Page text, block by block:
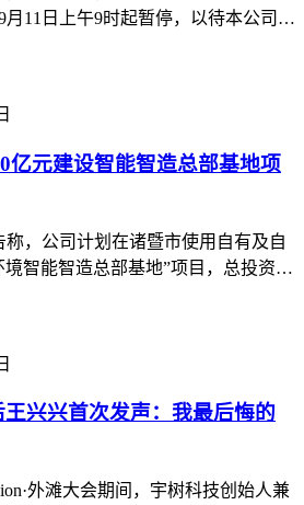
月11日上午9时起暂停，以待本公司根
亿元建设智能智造总部基地项
称，公司计划在诸暨市使用自有及自
智能智造总部基地”项目，总投资额
部基地项目，第二期为盾安环境新能
目。计划建设盾安环境制冷核心零部
心...
兴兴首次发声：我最后悔的
外滩大会期间，宇树科技创始人兼